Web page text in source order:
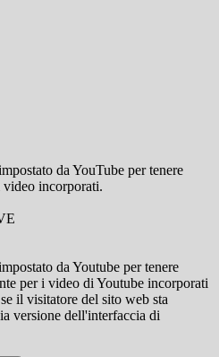
da YouTube per tenere
incorporati.
da Youtube per tenere
per i video di Youtube incorporati
il visitatore del sito web sta
versione dell'interfaccia di